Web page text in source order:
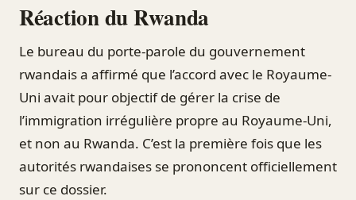
Réaction du Rwanda
Le bureau du porte-parole du gouvernement
rwandais a affirmé que l’accord avec le Royaume-
Uni avait pour objectif de gérer la crise de
l’immigration irrégulière propre au Royaume-Uni,
et non au Rwanda. C’est la première fois que les
autorités rwandaises se prononcent officiellement
sur ce dossier.